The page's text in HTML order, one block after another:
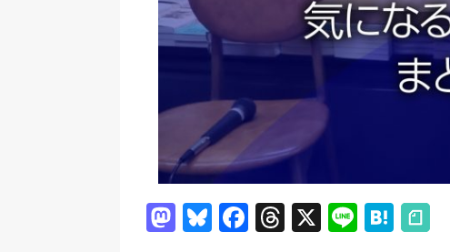
[ 2026年8月6日 ] ラップも読書など 日
M Bl F T X Li H